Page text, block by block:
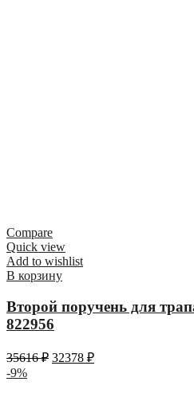
Compare
Quick view
Add to wishlist
В корзину
Второй поручень для
822956
35616₽ 32378 ₽
-9%